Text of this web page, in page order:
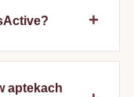
aptekach